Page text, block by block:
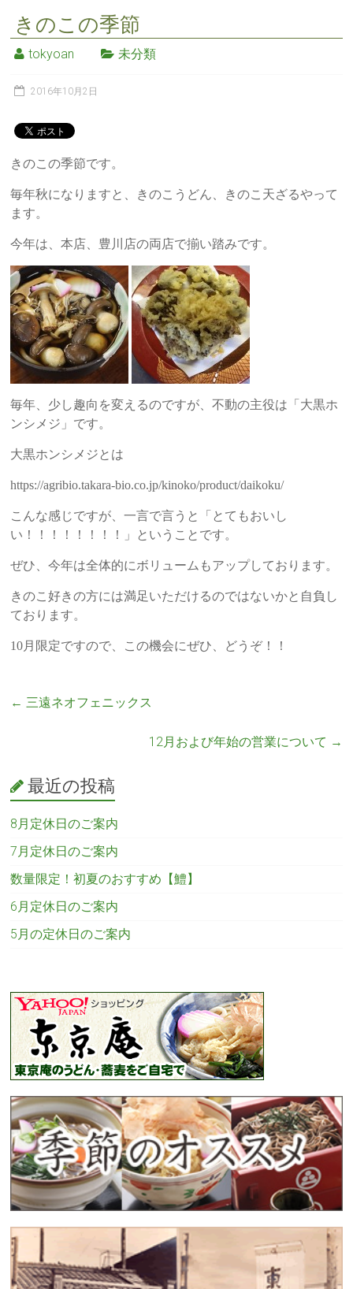
きのこの季節
tokyoan 未分類
2016年10月2日
きのこの季節です。
毎年秋になりますと、きのこうどん、きのこ天ざるやって
ます。
今年は、本店、豊川店の両店で揃い踏みです。
毎年、少し趣向を変えるのですが、不動の主役は「大黒ホ
ンシメジ」です。
大黒ホンシメジとは
https://agribio.takara-bio.co.jp/kinoko/product/daikoku/
こんな感じですが、一言で言うと「とてもおいし
い！！！！！！！！」ということです。
ぜひ、今年は全体的にボリュームもアップしております。
きのこ好きの方には満足いただけるのではないかと自負し
ております。
10月限定ですので、この機会にぜひ、どうぞ！！
← 三遠ネオフェニックス
12月および年始の営業について →
最近の投稿
8月定休日のご案内
7月定休日のご案内
数量限定！初夏のおすすめ【鱧】
6月定休日のご案内
5月の定休日のご案内